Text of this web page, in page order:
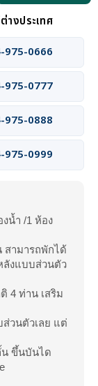
างประเทศ
975-0666
975-0777
975-0888
975-0999
น้ำ /1 ห้อง
สามารถพักได้
ลังแบบส่วนตัว
4 ท่าน เสริม
วนตัวเลย แต่
น ขึ้นบันได